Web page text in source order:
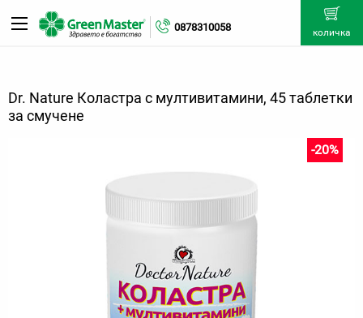
0878310058 количка
Dr. Nature Коластра с мултивитамини, 45 таблетки
за смучене
-20%